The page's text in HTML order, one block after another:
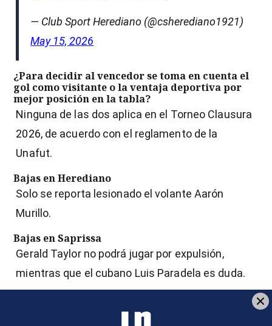
— Club Sport Herediano (@csherediano1921)
May 15, 2026
¿Para decidir al vencedor se toma en cuenta el
gol como visitante o la ventaja deportiva por
mejor posición en la tabla?
Ninguna de las dos aplica en el Torneo Clausura
2026, de acuerdo con el reglamento de la
Unafut.
Bajas en Herediano
Solo se reporta lesionado el volante Aarón
Murillo.
Bajas en Saprissa
Gerald Taylor no podrá jugar por expulsión,
mientras que el cubano Luis Paradela es duda.
El argentino Mariano Torres y el panameño Fidel